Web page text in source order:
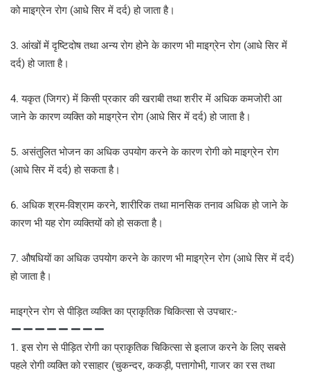
को माइग्रेन रोग (आधे सिर में दर्द) हो जाता है।
3. आंखों में दृष्टिदोष तथा अन्य रोग होने के कारण भी माइग्रेन रोग (आधे सिर में
दर्द) हो जाता है।
4. यकृत (जिगर) में किसी प्रकार की खराबी तथा शरीर में अधिक कमजोरी आ
जाने के कारण व्यक्ति को माइग्रेन रोग (आधे सिर में दर्द) हो जाता है।
5. असंतुलित भोजन का अधिक उपयोग करने के कारण रोगी को माइग्रेन रोग
(आधे सिर में दर्द) हो सकता है।
6. अधिक श्रम-विश्राम करने, शारीरिक तथा मानसिक तनाव अधिक हो जाने के
कारण भी यह रोग व्यक्तियों को हो सकता है।
7. औषधियों का अधिक उपयोग करने के कारण भी माइग्रेन रोग (आधे सिर में दर्द)
हो जाता है।
माइग्रेन रोग से पीड़ित व्यक्ति का प्राकृतिक चिकित्सा से उपचार:-
1. इस रोग से पीड़ित रोगी का प्राकृतिक चिकित्सा से इलाज करने के लिए सबसे
पहले रोगी व्यक्ति को रसाहार (चुकन्दर, ककड़ी, पत्तागोभी, गाजर का रस तथा